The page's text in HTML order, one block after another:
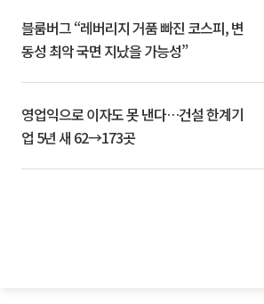
블룸버그 “레버리지 거품 빠진 코스피, 변
동성 최악 국면 지났을 가능성”
영업익으로 이자도 못 낸다…건설 한계기
업 5년 새 62→173곳